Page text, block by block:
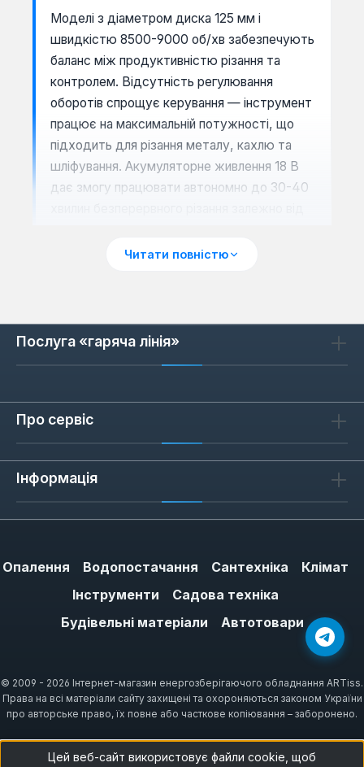
Моделі з діаметром диска 125 мм і
швидкістю 8500-9000 об/хв забезпечують
баланс між продуктивністю різання та
контролем. Відсутність регулювання
оборотів спрощує керування — інструмент
працює на максимальній потужності, що
підходить для різання металу, кахлю та
шліфування. Акумуляторне живлення 18 В
дає змогу працювати автономно до 30-40
Болгарки з двома акумуляторами
оптимальні для монтажників, які працюють
будмайданчику або підрізанні плитки під час
плавного запуску робить інструмент більш
чутливим до навантаження — важливо
міцно тримати болгарку двома руками при
старті, щоб уникнути ривка.
Як обрати болгарку з двома
напругу до розряду. Діаметр диска 125 мм
— універсальний для більшості побутових і
товстий метал (понад 5 мм), обирайте
Читати повністю
Послуга «гаряча лінія»
Про сервіс
Інформація
Опалення Водопостачання Сантехніка
Клімат
Інструменти
Садова техніка
Будівельні матеріали
Автотовари
© 2009 - 2026 Інтернет-магазин енергозберігаючого обладнання ARTiss.
Права на всі матеріали сайту захищені та охороняються законом України
про авторське право, їх повне або часткове копіювання – заборонено.
Цей веб-сайт використовує файли cookie, щоб